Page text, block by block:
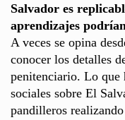
Salvador es
aprendizajes
A veces se opina
conocer los detalles
penitenciario. Lo que
sociales sobre El
pandilleros